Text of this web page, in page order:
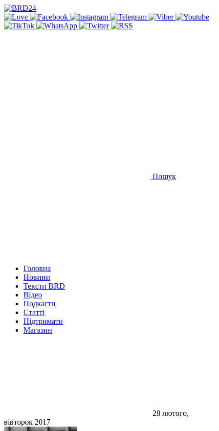
Пошук
Головна
Новини
Тексти BRD
Відео
Подкасти
Статті
Підтримати
Магазин
28 лютого,
вівторок 2017